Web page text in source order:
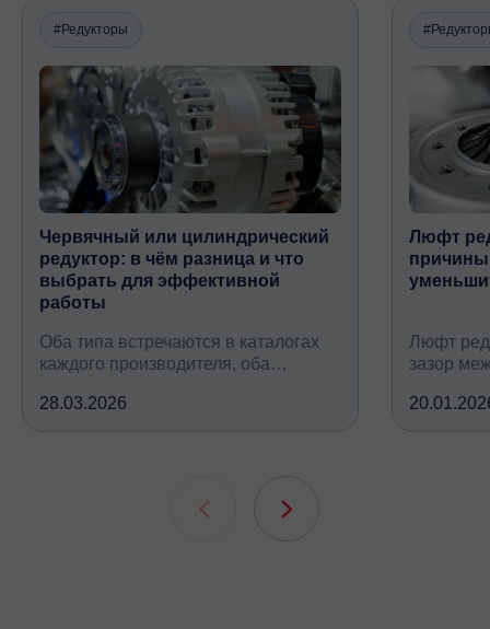
#Редукторы
Червячный или цилиндрический
редуктор: в чём разница и что
выбрать для эффективной
работы
Оба типа встречаются в каталогах
каждого производителя, оба
крутящий момент, но устроены
принципиально по-разному, при
28.03.2026
Люфт
Люфт
зазор
всех